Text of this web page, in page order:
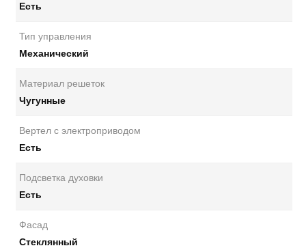
Есть
Тип управления
Механический
Материал решеток
Чугунные
Вертел с электроприводом
Есть
Подсветка духовки
Есть
Фасад
Стеклянный